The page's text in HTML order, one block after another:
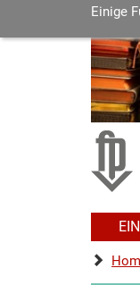
Einige